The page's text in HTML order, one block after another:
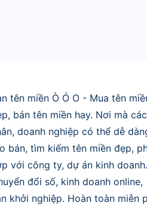
tên miền Ò Ó O - Mua tên
bán tên miền hay. Nơi mà
doanh nghiệp có thể dễ
bán, tìm kiếm tên miền đẹp,
với công ty, dự án kinh doanh.
đổi số, kinh doanh online,
khởi nghiệp. Hoàn toàn miễn